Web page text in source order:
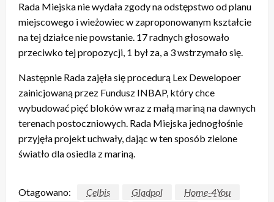
Rada Miejska nie wydała zgody na odstępstwo od planu
miejscowego i wieżowiec w zaproponowanym kształcie
na tej działce nie powstanie. 17 radnych głosowało
przeciwko tej propozycji, 1 był za, a 3 wstrzymało się.
Następnie Rada zajęła się procedurą Lex Dewelopoer
zainicjowaną przez Fundusz INBAP, który chce
wybudować pięć bloków wraz z małą mariną na dawnych
terenach postoczniowych. Rada Miejska jednogłośnie
przyjęła projekt uchwały, dając w ten sposób zielone
światło dla osiedla z mariną.
Otagowano: Celbis Gladpol
Home-4You